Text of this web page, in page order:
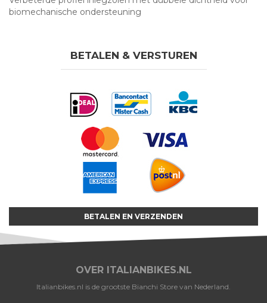
biomechanische ondersteuning
BETALEN & VERSTUREN
BETALEN EN VERZENDEN
OVER ITALIANBIKES.NL
Italianbikes.nl is de grootste Bianchi Store van Nederland.